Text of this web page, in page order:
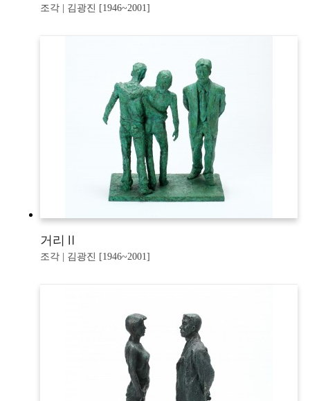
조각 | 김광진 [1946~2001]
거리Ⅱ
조각 | 김광진 [1946~2001]